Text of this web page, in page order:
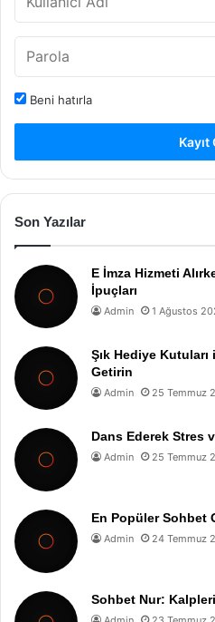
Beni hatırla
Kayıt
Son Yazılar
E İmza Hizmeti
İpuçları
Admin 1 Ağustos
Şık Hediye Kutuları
Getirin
Admin 25 Temmuz
Dans Ederek Stres
Admin 25 Temmuz
En Popüler Sohbet
Admin 24 Temmuz
Sohbet Nur: